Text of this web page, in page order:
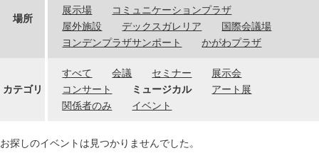
場所
展示場
コミュニケーションプラザ
屋外施設
デックスガレリア
国際会議場
ヨンデンプラザサンポート
かがわプラザ
カテゴリ
すべて 会議 セミナー
展示会
コンサート
ミュージカル
アート展
関係者のみ
イベント
お探しのイベントは見つかりませんでした。